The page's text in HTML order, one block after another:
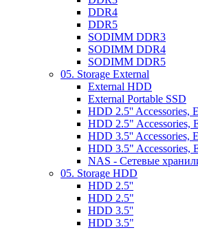
DDR4
DDR5
SODIMM DDR3
SODIMM DDR4
SODIMM DDR5
05. Storage External
External HDD
External Portable SSD
HDD 2.5'' Accessories,
HDD 2.5" Accessories,
HDD 3.5'' Accessories,
HDD 3.5" Accessories,
NAS - Сетевые
05. Storage HDD
HDD 2.5''
HDD 2.5"
HDD 3.5''
HDD 3.5"